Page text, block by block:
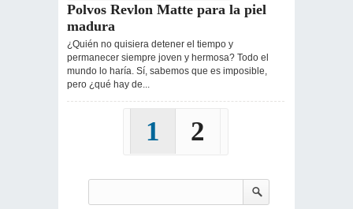
Polvos Revlon Matte para la piel
madura
¿Quién no quisiera detener el tiempo y
permanecer siempre joven y hermosa? Todo el
mundo lo haría. Sí, sabemos que es imposible,
pero ¿qué hay de...
1 2